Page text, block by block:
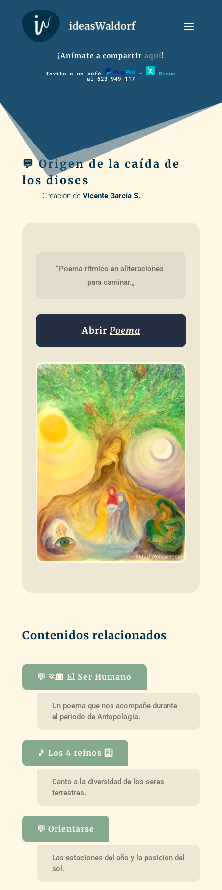
¡Anímate a compartir aquí!
Invita a un café – Bizum
al 623 949 117
💬 Origen de la caída de
los dioses
Creación de Vicente García S.
“Poema rítmico en aliteraciones
para caminar.„
Abrir Poema
Contenidos relacionados
💬 🏃🏽 El Ser Humano
Un poema que nos acompañe durante
el periodo de Antopología.
🎵 Los 4 reinos 2️⃣
Canto a la diversidad de los seres
terrestres.
💬 Orientarse
Las estaciones del año y la posición del
sol.